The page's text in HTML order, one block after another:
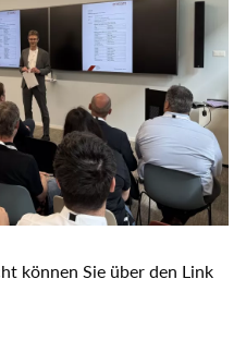
können Sie über den Link